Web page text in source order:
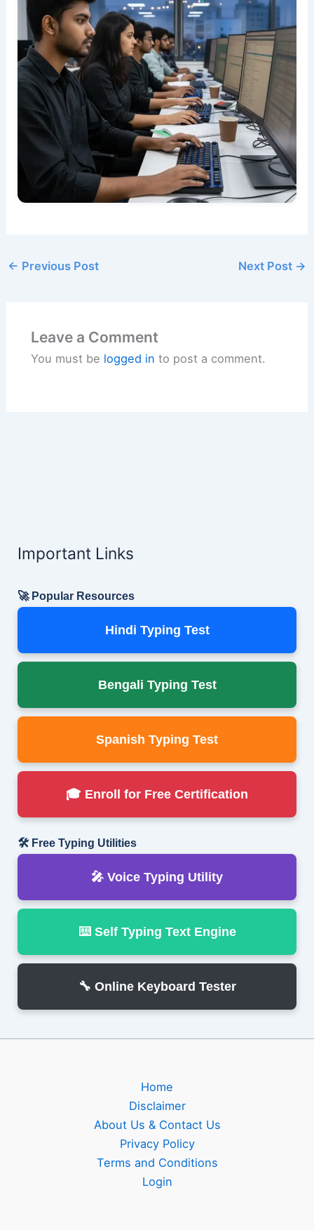
← Previous Post Next Post →
Leave a Comment
You must be logged in to post a comment.
Important Links
🚀 Popular Resources
Hindi Typing Test
Bengali Typing Test
Spanish Typing Test
🎓 Enroll for Free Certification
🛠 Free Typing Utilities
🎤 Voice Typing Utility
⌨️ Self Typing Text Engine
🔧 Online Keyboard Tester
Home
Disclaimer
About Us & Contact Us
Privacy Policy
Terms and Conditions
Login